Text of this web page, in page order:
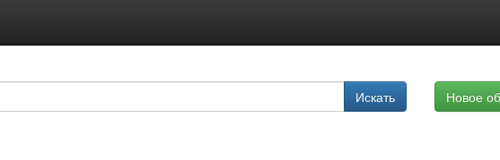
Искать Новое